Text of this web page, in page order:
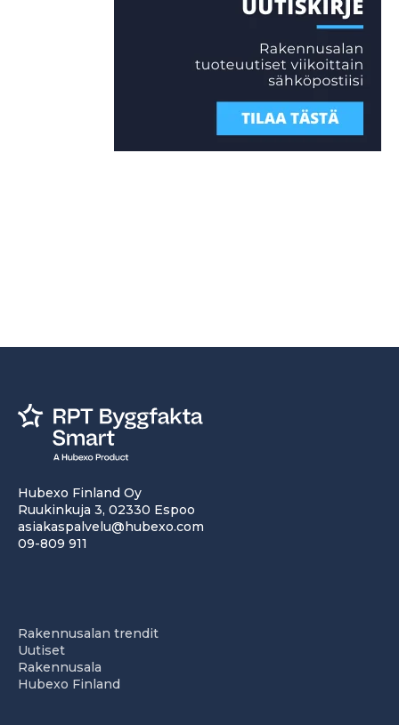
Hubexo Finland Oy
Ruukinkuja 3, 02330 Espoo
asiakaspalvelu@hubexo.com
09-809 911
Rakennusalan trendit
Uutiset
Rakennusala
Hubexo Finland